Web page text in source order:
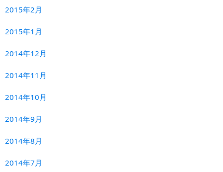
2015年2月
2015年1月
2014年12月
2014年11月
2014年10月
2014年9月
2014年8月
2014年7月